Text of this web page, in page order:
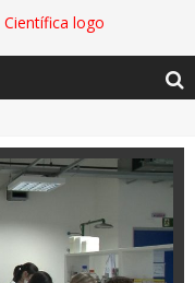
Baú de Histórias - A jamais imaginada aventura com os moinhos de vento